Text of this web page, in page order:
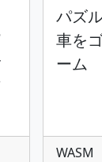
パズ
車を
ーム
WASM